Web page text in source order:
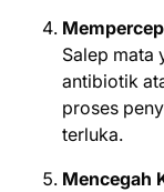
Salep mata
antibiotik
proses
terluka.
Mencegah